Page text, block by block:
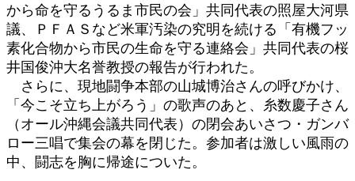
から命を守るうるま市民の会」共同代表の照屋大河県
議、ＰＦＡＳなど米軍汚染の究明を続ける「有機フッ
素化合物から市民の生命を守る連絡会」共同代表の桜
井国俊沖大名誉教授の報告が行われた。
さらに、現地闘争本部の山城博治さんの呼びかけ、
「今こそ立ち上がろう」の歌声のあと、糸数慶子さん
（オール沖縄会議共同代表）の閉会あいさつ・ガンバ
ロー三唱で集会の幕を閉じた。参加者は激しい風雨の
中、闘志を胸に帰途についた。